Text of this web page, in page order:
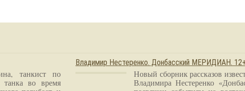
танкист по
танка во время
Владимир Нестеренко. Донбасский МЕРИДИАН.
Новый сборник рассказов
Владимира Нестеренко